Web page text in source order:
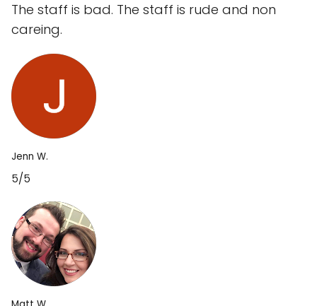
The staff is bad. The staff is rude and non
careing.
Jenn W.
5/5